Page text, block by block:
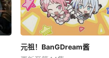
元祖！BanGDream酱